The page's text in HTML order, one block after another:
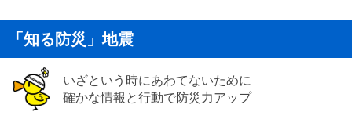
「知る防災」地震
いざという時にあわてないために
確かな情報と行動で防災力アップ